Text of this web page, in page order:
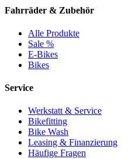
Fahrräder & Zubehör
Alle Produkte
Sale %
E-Bikes
Bikes
Service
Werkstatt & Service
Bikefitting
Bike Wash
Leasing & Finanzierung
Häufige Fragen